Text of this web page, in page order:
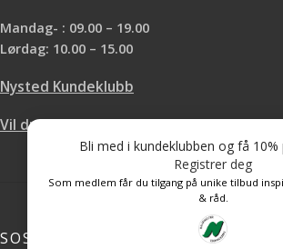
Mandag- : 09.00 – 19.00
Lørdag: 10.00 – 15.00
Nysted Kundeklubb
Vil du leie hos oss?
SOSIALE MEDIER
Bli med i kundeklubben og få
Registrer deg
Som medlem får du tilgang på unike tilbud
& råd.